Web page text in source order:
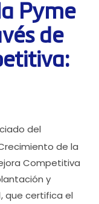
Pyme
de
del
de la
Competitiva
y
que certifica el